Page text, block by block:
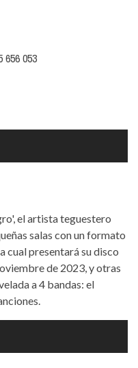
656 053
el artista teguestero
salas con un formato
cual presentará su disco
de 2023, y otras
a 4 bandas: el